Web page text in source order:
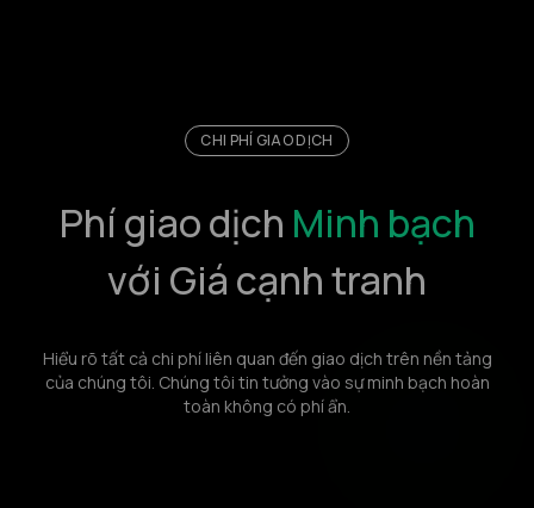
CHI PHÍ GIAO DỊCH
Phí giao dịch Minh bạch
với Giá cạnh tranh
Hiểu rõ tất cả chi phí liên quan đến giao dịch trên nền tảng
của chúng tôi. Chúng tôi tin tưởng vào sự minh bạch hoàn
toàn không có phí ẩn.